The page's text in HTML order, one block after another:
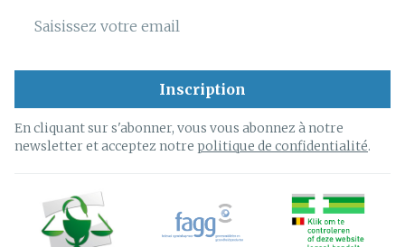
Adresse mail
Inscription
En cliquant sur s'abonner, vous vous abonnez à notre
newsletter et acceptez notre politique de confidentialité.